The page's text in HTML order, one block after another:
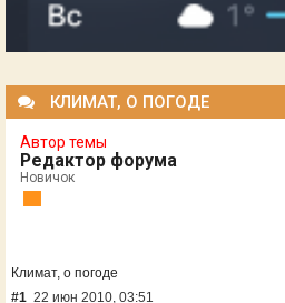
КЛИМАТ, О ПОГОДЕ
Автор темы
Редактор форума
Новичок
Климат, о погоде
#1 22 июн 2010, 03:51